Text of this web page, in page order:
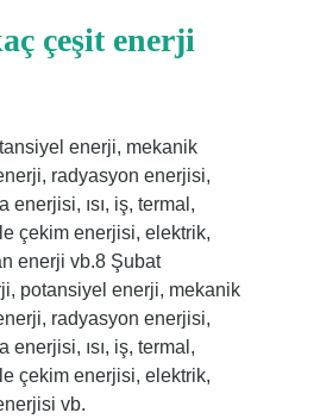
çeşit enerji
enerji, mekanik
radyasyon enerjisi,
enerjisi, ısı, iş, termal,
çekim enerjisi, elektrik,
enerji vb.8 Şubat
potansiyel enerji, mekanik
radyasyon enerjisi,
enerjisi, ısı, iş, termal,
çekim enerjisi, elektrik,
vb.